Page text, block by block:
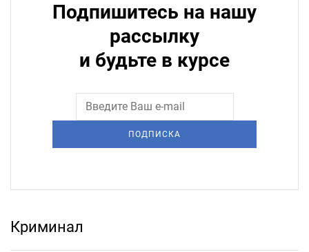
Подпишитесь на нашу
рассылку
и будьте в курсе
ПОДПИСКА
Криминал